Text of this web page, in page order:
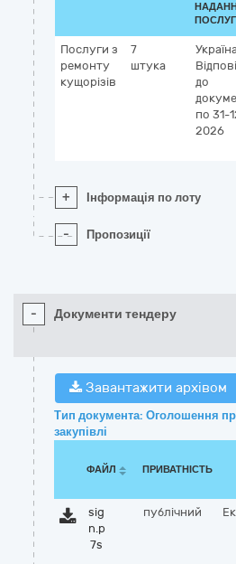
Послуги з
ремонту
кущорізів
7
штука
до
по 31-
2026
+ Інформація по лоту
- Пропозиції
- Документи тендеру
Завантажити архівом
Тип документа: Оголошення
закупівлі
ФАЙЛ ПРИВАТНІСТЬ
sig
n.p
7s
публічний